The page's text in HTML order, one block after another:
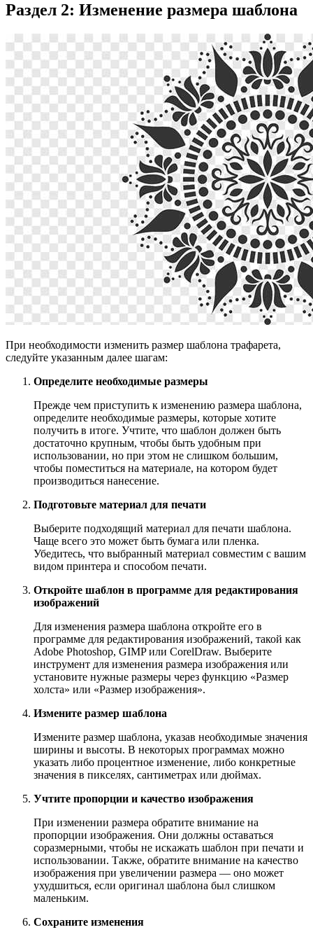
Раздел 2: Изменение размера шаблона
При необходимости изменить размер шаблона трафарета,
следуйте указанным далее шагам:
Определите необходимые размеры
Прежде чем приступить к изменению размера шаблона,
определите необходимые размеры, которые хотите
получить в итоге. Учтите, что шаблон должен быть
достаточно крупным, чтобы быть удобным при
использовании, но при этом не слишком большим,
чтобы поместиться на материале, на котором будет
производиться нанесение.
Подготовьте материал для печати
Выберите подходящий материал для печати шаблона.
Чаще всего это может быть бумага или пленка.
Убедитесь, что выбранный материал совместим с вашим
видом принтера и способом печати.
Откройте шаблон в программе для редактирования
изображений
Для изменения размера шаблона откройте его в
программе для редактирования изображений, такой как
Adobe Photoshop, GIMP или CorelDraw. Выберите
инструмент для изменения размера изображения или
установите нужные размеры через функцию «Размер
холста» или «Размер изображения».
Измените размер шаблона
Измените размер шаблона, указав необходимые значения
ширины и высоты. В некоторых программах можно
указать либо процентное изменение, либо конкретные
значения в пикселях, сантиметрах или дюймах.
Учтите пропорции и качество изображения
При изменении размера обратите внимание на
пропорции изображения. Они должны оставаться
соразмерными, чтобы не искажать шаблон при печати и
использовании. Также, обратите внимание на качество
изображения при увеличении размера — оно может
ухудшиться, если оригинал шаблона был слишком
маленьким.
Сохраните изменения